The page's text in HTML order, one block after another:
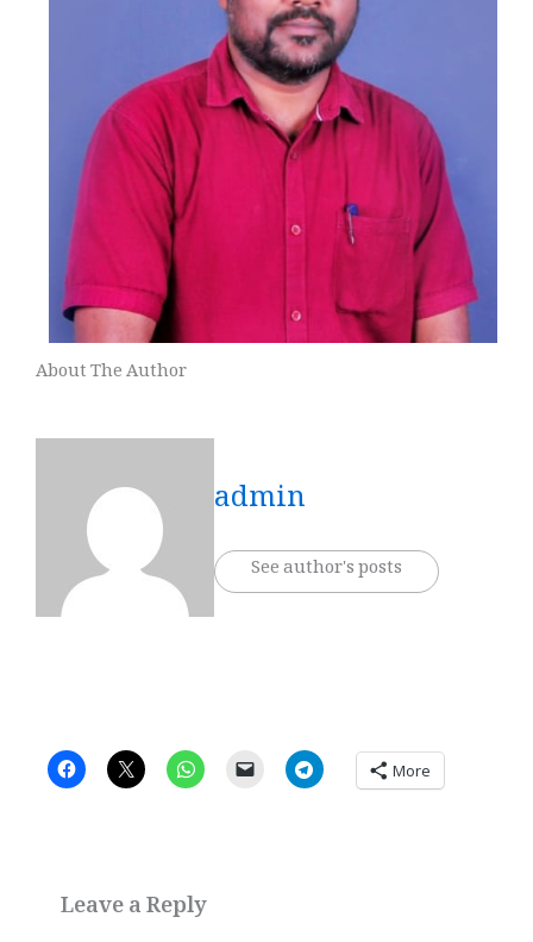
About The Author
admin
See author's posts
More
Leave a Reply